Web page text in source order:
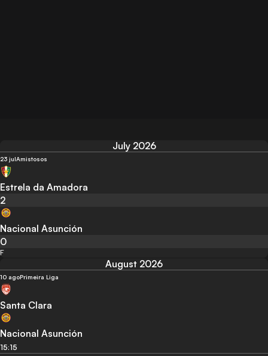
July 2026
23 julAmistosos
Estrela da Amadora
2
Nacional Asunción
0
F
August 2026
10 agoPrimeira Liga
Santa Clara
Nacional Asunción
15:15